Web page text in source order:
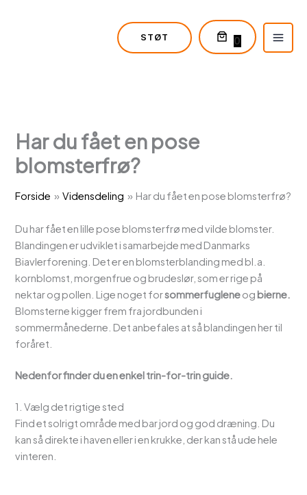
STØT 0
Har du fået en pose
blomsterfrø?
Forside Vidensdeling Har du fået en pose blomsterfrø?
Du har fået en lille pose blomsterfrø med vilde blomster.
Blandingen er udviklet i samarbejde med Danmarks
Biavlerforening. Det er en blomsterblanding med bl.a.
kornblomst, morgenfrue og brudeslør, som er rige på
nektar og pollen. Lige noget forsommerfugleneog bierne.
Blomsterne kigger frem fra jordbunden i
sommermånederne. Det anbefales at så blandingen her til
foråret.
Nedenfor finder du en enkel trin-for-trin guide.
1. Vælg det rigtige sted
Find et solrigt område med bar jord og god dræning. Du
kan så direkte i haven eller i en krukke, der kan stå ude hele
vinteren.